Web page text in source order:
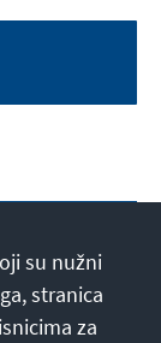
su nužni
stranica
za